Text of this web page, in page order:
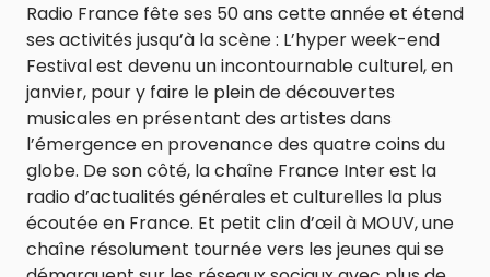
Radio France fête ses 50 ans cette année et étend
ses activités jusqu’à la scène : L’hyper week-end
Festival est devenu un incontournable culturel, en
janvier, pour y faire le plein de découvertes
musicales en présentant des artistes dans
l’émergence en provenance des quatre coins du
globe. De son côté, la chaîne France Inter est la
radio d’actualités générales et culturelles la plus
écoutée en France. Et petit clin d’œil à MOUV, une
chaîne résolument tournée vers les jeunes qui se